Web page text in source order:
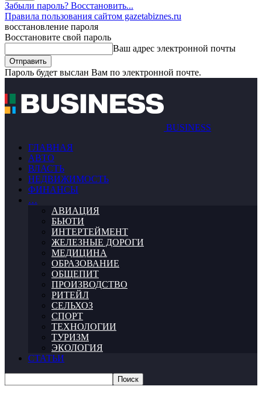
Забыли пароль? Восстановить...
Правила пользования сайтом gazetabiznes.ru
восстановление пароля
Восстановите свой пароль
Ваш адрес электронной почты
Пароль будет выслан Вам по электронной почте.
BUSINESS
ГЛАВНАЯ
АВТО
ВЛАСТЬ
НЕДВИЖИМОСТЬ
ФИНАНСЫ
…
АВИАЦИЯ
БЬЮТИ
ИНТЕРТЕЙМЕНТ
ЖЕЛЕЗНЫЕ ДОРОГИ
МЕДИЦИНА
ОБРАЗОВАНИЕ
ОБЩЕПИТ
ПРОИЗВОДСТВО
РИТЕЙЛ
СЕЛЬХОЗ
СПОРТ
ТЕХНОЛОГИИ
ТУРИЗМ
ЭКОЛОГИЯ
СТАТЬИ